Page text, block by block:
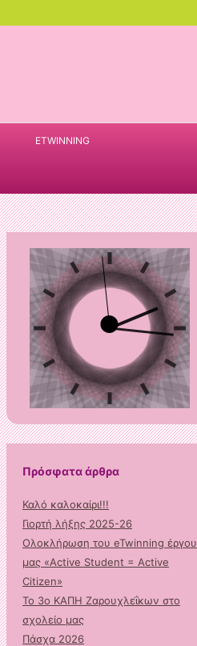
ETWINNING
Πρόσφατα άρθρα
Καλό καλοκαίρι!!!
Γιορτή λήξης 2025-26
Ολοκλήρωση του eTwinning έργου
μας «Active Student = Active
Citizen»
Το 3ο ΚΑΠΗ Ζαρουχλεΐκων στο
σχολείο μας
Πάσχα 2026